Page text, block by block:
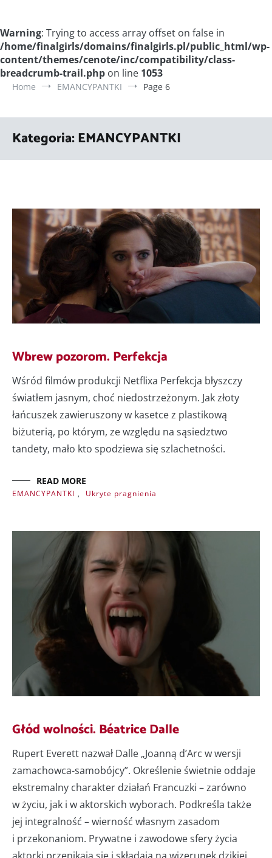
Warning: Trying to access array offset on false in
/home/finalgirls/domains/finalgirls.pl/public_html/wp-
content/themes/cenote/inc/compatibility/class-
breadcrumb-trail.php on line 1053
Home EMANCYPANTKI Page 6
Kategoria:EMANCYPANTKI
Wbrew pozorom. Perfekcja
Wśród filmów produkcji Netflixa Perfekcja błyszczy
światłem jasnym, choć niedostrzeżonym. Jak złoty
łańcuszek zawieruszony w kasetce z plastikową
biżuterią, po którym, ze względu na sąsiedztwo
tandety, mało kto spodziewa się szlachetności.
READ MORE
EMANCYPANTKI , Ukryte pragnienia
Głód wolności. Béatrice Dalle
Rupert Everett nazwał Dalle „Joanną d’Arc w wersji
zamachowca-samobójcy”. Określenie świetnie oddaje
ekstremalny charakter działań Francuzki – zarówno
w życiu, jak i w aktorskich wyborach. Podkreśla także
jej integralność – wierność własnym zasadom
i przekonaniom. Prywatne i zawodowe sfery życia